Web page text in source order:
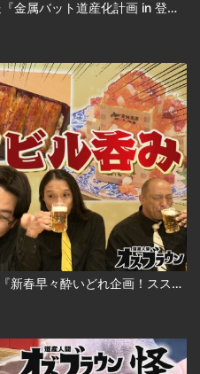
オズブラウン #84 12月7日放送『金属バット道産化計画 in 登別』（後編）
オズブラウン #87 1月11日放送『新春早々酔いどれ企画！ススキノビル呑み探訪 ～わたなべビル編～（前編）』